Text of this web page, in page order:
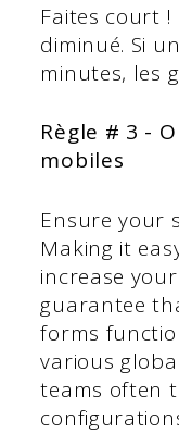
Faites court
diminué. Si
minutes, les
Règle # 3 -
mobiles
Ensure your
Making it
increase
guarantee
forms
various
teams often